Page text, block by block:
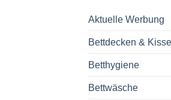
Aktuelle Werbung
Bettdecken &
Betthygiene
Bettwäsche